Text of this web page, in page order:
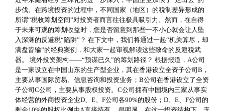
步伐。在跨境投资的过程中，不同国家（地区）的税制差异形成的
所谓“税收筹划空间”对投资者而言往往极具吸引力。然而，在自得
于未来可观的筹划收益时，您是否留意到那些一不小心就会让人坠
入深渊的反避税“陷阱”？ 在下文中，我们将通过一起“机关算尽，却
满盘皆输”的经典案例，和大家一起审视解读这些致命的反避税武
器。 境外投资架构——“预谋已久”的筹划路径？ 根据报道，A公司
是一家设立在中国山东的生产型企业，其在香港设立全资子公司B，
主要从事国际贸易、信息咨询和投资业务；B公司在香港设立了全资
子公司C公司，主要从事股权投资。C公司拥有中国境内三家从事实
体经营的外商投资企业D、E、F公司各90%的股份；D、E、F公司的